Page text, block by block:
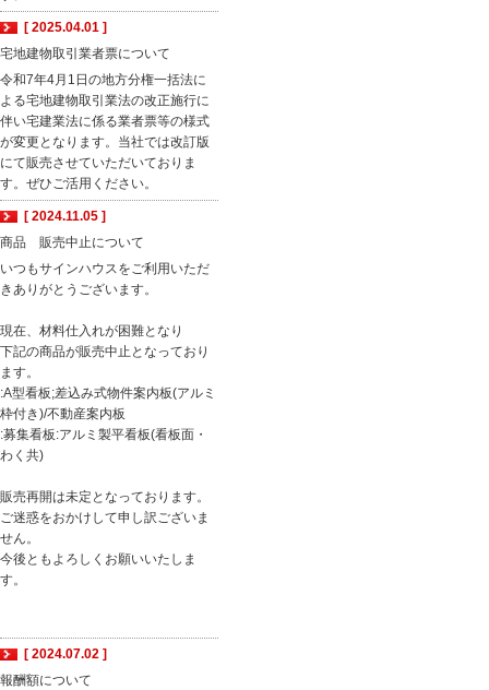
[ 2025.04.01 ]
宅地建物取引業者票について
令和7年4月1日の地方分権一括法に
よる宅地建物取引業法の改正施行に
伴い宅建業法に係る業者票等の様式
が変更となります。当社では改訂版
にて販売させていただいておりま
す。ぜひご活用ください。
[ 2024.11.05 ]
商品 販売中止について
いつもサインハウスをご利用いただ
きありがとうございます。
現在、材料仕入れが困難となり
下記の商品が販売中止となっており
ます。
:A型看板;差込み式物件案内板(アルミ
枠付き)/不動産案内板
:募集看板:アルミ製平看板(看板面・
わく共)
販売再開は未定となっております。
ご迷惑をおかけして申し訳ございま
せん。
今後ともよろしくお願いいたしま
す。
[ 2024.07.02 ]
報酬額について